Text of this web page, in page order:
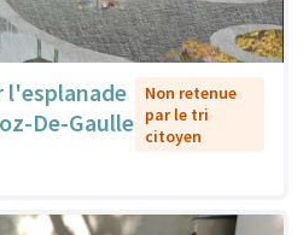
l'esplanade
De-Gaulle
Non retenue
par le tri
citoyen